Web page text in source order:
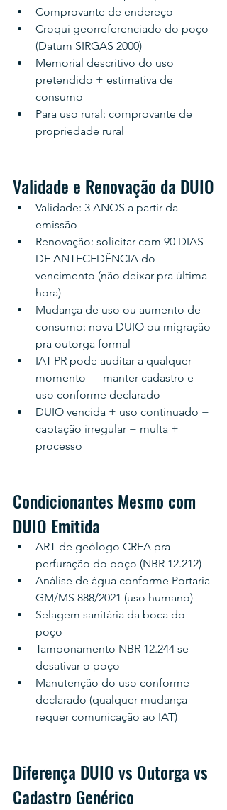
Comprovante de endereço
Croqui georreferenciado do poço
(Datum SIRGAS 2000)
Memorial descritivo do uso
pretendido + estimativa de
consumo
Para uso rural: comprovante de
propriedade rural
Validade e Renovação da DUIO
Validade: 3 ANOS a partir da
emissão
Renovação: solicitar com 90 DIAS
DE ANTECEDÊNCIA do
vencimento (não deixar pra última
hora)
Mudança de uso ou aumento de
consumo: nova DUIO ou migração
pra outorga formal
IAT-PR pode auditar a qualquer
momento — manter cadastro e
uso conforme declarado
DUIO vencida + uso continuado =
captação irregular = multa +
processo
Condicionantes Mesmo com
DUIO Emitida
ART de geólogo CREA pra
perfuração do poço (NBR 12.212)
Análise de água conforme Portaria
GM/MS 888/2021 (uso humano)
Selagem sanitária da boca do
poço
Tamponamento NBR 12.244 se
desativar o poço
Manutenção do uso conforme
declarado (qualquer mudança
requer comunicação ao IAT)
Diferença DUIO vs Outorga vs
Cadastro Genérico